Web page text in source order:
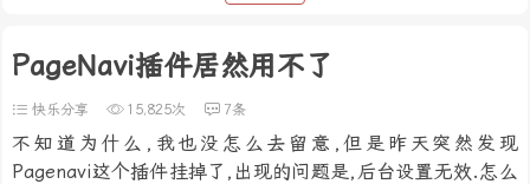
PageNavi插件居然用不了
快乐分享 15,825次 7条
不知道为什么,我也没怎么去留意,但是昨天突然发现
Pagenavi这个插件挂掉了,出现的问题是,后台设置无效.怎么